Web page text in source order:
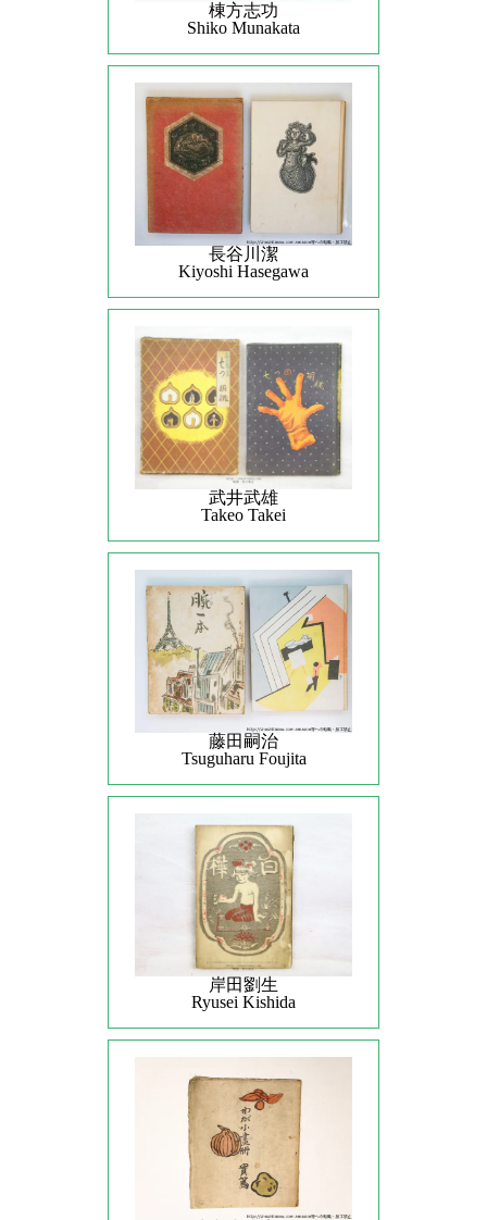
棟方志功
Shiko Munakata
長谷川潔
Kiyoshi Hasegawa
武井武雄
Takeo Takei
藤田嗣治
Tsuguharu Foujita
岸田劉生
Ryusei Kishida